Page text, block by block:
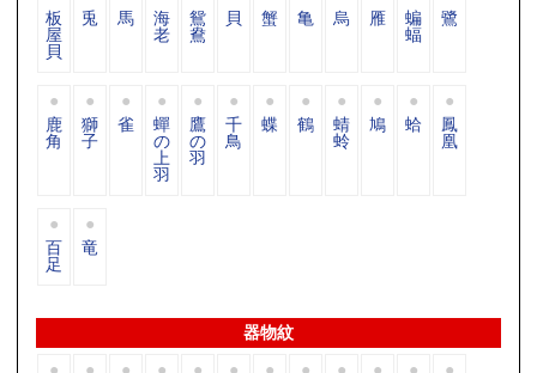
板
屋
貝
兎 馬 海
老
鴛
鴦
貝 蟹 亀 烏 雁 蝙
蝠
鷺
鹿
角
獅
子
雀 蟬
の
上
羽
鷹
の
羽
千
鳥
蝶 鶴 蜻
蛉
鳩 蛤 鳳
凰
百
足
竜
器物紋